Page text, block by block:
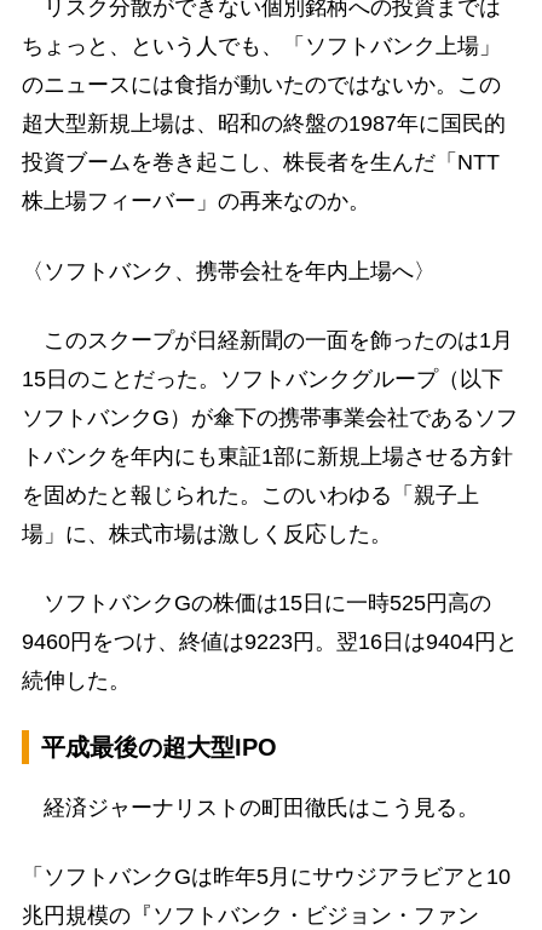
リスク分散ができない個別銘柄への投資までは
ちょっと、という人でも、「ソフトバンク上場」
のニュースには食指が動いたのではないか。この
超大型新規上場は、昭和の終盤の1987年に国民的
投資ブームを巻き起こし、株長者を生んだ「NTT
株上場フィーバー」の再来なのか。
〈ソフトバンク、携帯会社を年内上場へ〉
このスクープが日経新聞の一面を飾ったのは1月
15日のことだった。ソフトバンクグループ（以下
ソフトバンクG）が傘下の携帯事業会社であるソフ
トバンクを年内にも東証1部に新規上場させる方針
を固めたと報じられた。このいわゆる「親子上
場」に、株式市場は激しく反応した。
ソフトバンクGの株価は15日に一時525円高の
9460円をつけ、終値は9223円。翌16日は9404円と
続伸した。
平成最後の超大型IPO
経済ジャーナリストの町田徹氏はこう見る。
「ソフトバンクGは昨年5月にサウジアラビアと10
兆円規模の『ソフトバンク・ビジョン・ファン